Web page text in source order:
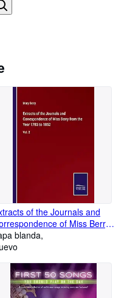
of the Journals and
of Miss Berry
the Year 1783 to 1852:
2
blanda